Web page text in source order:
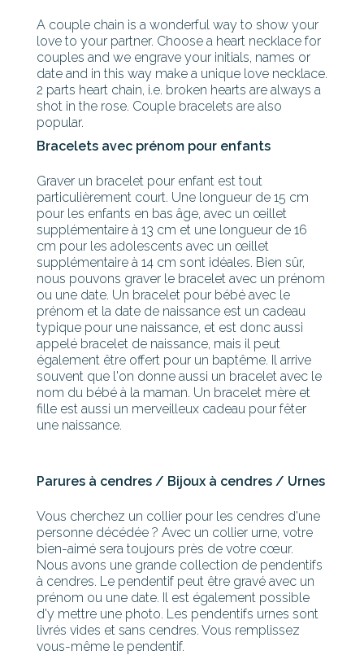
A couple chain is a wonderful way to show your
love to your partner. Choose a heart necklace for
couples and we engrave your initials, names or
date and in this way make a unique love necklace.
2 parts heart chain, i.e. broken hearts are always a
shot in the rose. Couple bracelets are also
popular.
Bracelets avec prénom pour enfants
Graver un bracelet pour enfant est tout
particulièrement court. Une longueur de 15 cm
pour les enfants en bas âge, avec un œillet
supplémentaire à 13 cm et une longueur de 16
cm pour les adolescents avec un œillet
supplémentaire à 14 cm sont idéales. Bien sûr,
nous pouvons graver le bracelet avec un prénom
ou une date. Un bracelet pour bébé avec le
prénom et la date de naissance est un cadeau
typique pour une naissance, et est donc aussi
appelé bracelet de naissance, mais il peut
également être offert pour un baptême. Il arrive
souvent que l'on donne aussi un bracelet avec le
nom du bébé à la maman. Un bracelet mère et
fille est aussi un merveilleux cadeau pour fêter
une naissance.
Parures à cendres / Bijoux à cendres / Urnes
Vous cherchez un collier pour les cendres d'une
personne décédée ? Avec un collier urne, votre
bien-aimé sera toujours près de votre cœur.
Nous avons une grande collection de pendentifs
à cendres. Le pendentif peut être gravé avec un
prénom ou une date. Il est également possible
d'y mettre une photo. Les pendentifs urnes sont
livrés vides et sans cendres. Vous remplissez
vous-même le pendentif.